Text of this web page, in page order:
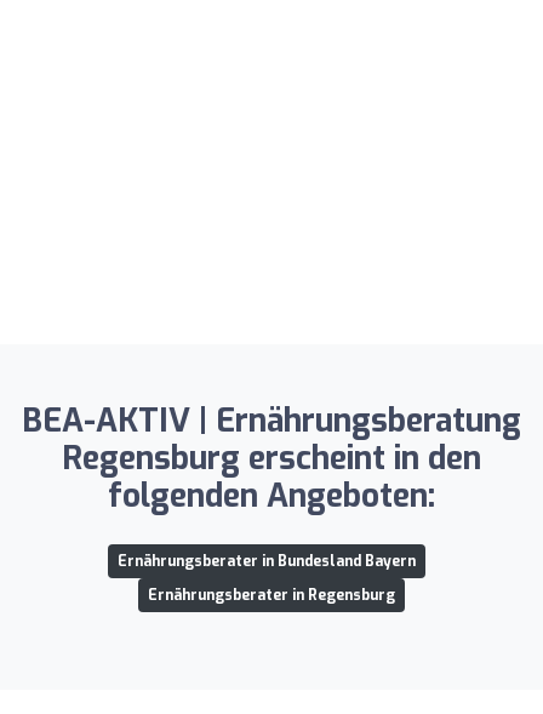
BEA-AKTIV | Ernährungsberatung
Regensburg erscheint in den
folgenden Angeboten:
Ernährungsberater in Bundesland Bayern
Ernährungsberater in Regensburg